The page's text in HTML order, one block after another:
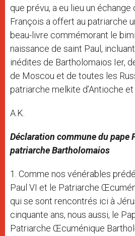
que prévu, a eu lieu un
François a offert au patriarche
beau-livre commémorant le
naissance de saint Paul,
inédites de Bartholomaios Ier,
de Moscou et de toutes les
patriarche melkite d’Antioche et
A.K.
Déclaration commune du pape
patriarche Bartholomaios
1. Comme nos vénérables
Paul VI et le Patriarche
qui se sont rencontrés ici à
cinquante ans, nous aussi, le
Patriarche Œcuménique